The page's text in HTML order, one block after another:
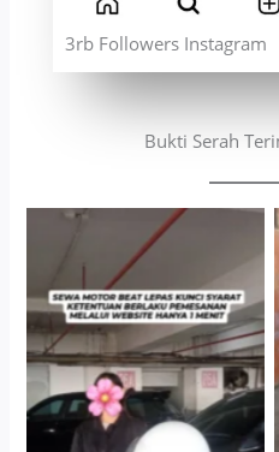
3rb Followers Instagram
Bukti Serah
Cityplaza Jatinegara
Gedung Parkir P6A